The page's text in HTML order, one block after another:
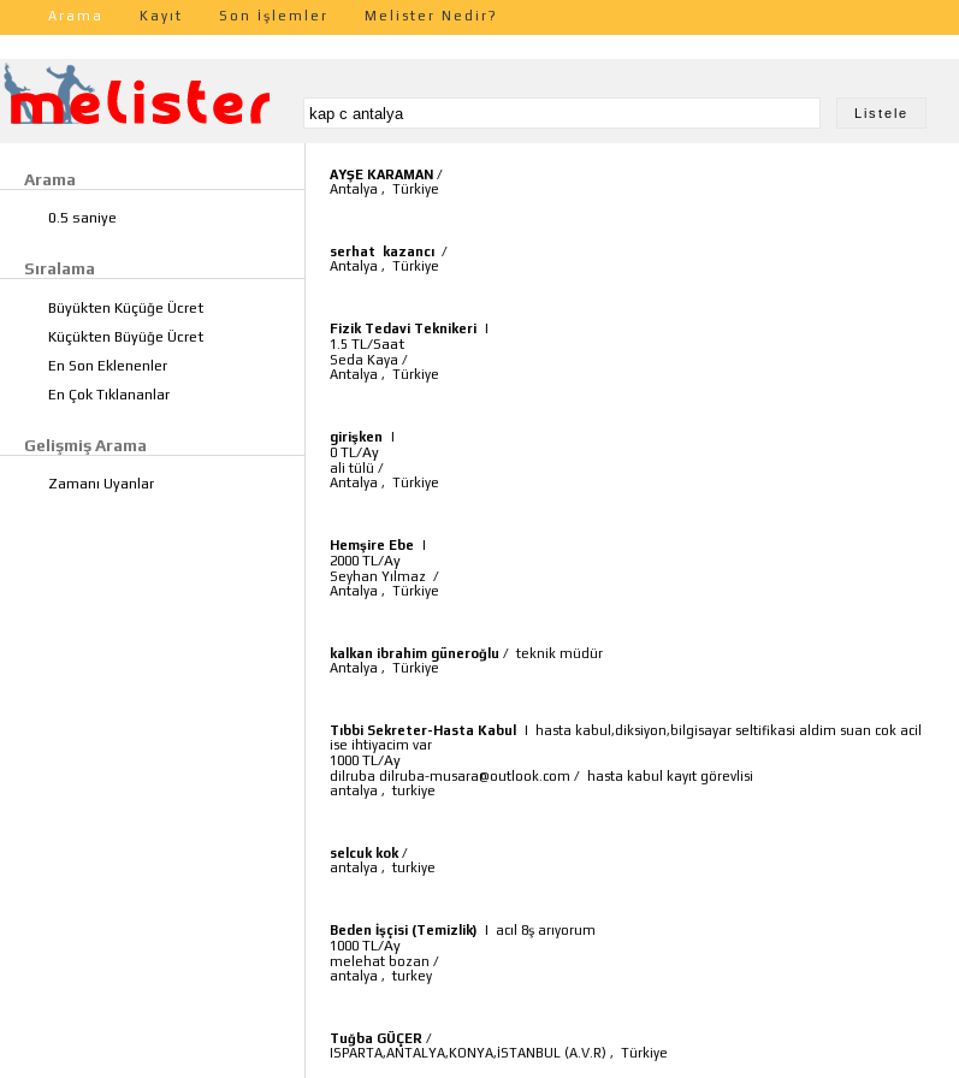
Arama Kayıt Son İşlemler Melister Nedir?
Arama
0.5 saniye
Sıralama
Büyükten Küçüğe Ücret
Küçükten Büyüğe Ücret
En Son Eklenenler
En Çok Tıklananlar
Gelişmiş Arama
Zamanı Uyanlar
AYŞE KARAMAN /
Antalya , Türkiye
serhat kazancı /
Antalya , Türkiye
Fizik Tedavi Teknikeri |
1.5 TL/Saat
Seda Kaya /
Antalya , Türkiye
girişken |
0 TL/Ay
ali tülü /
Antalya , Türkiye
Hemşire Ebe
|
2000 TL/Ay
Seyhan Yılmaz /
Antalya , Türkiye
kalkan ibrahim güneroğlu /teknik müdür
Antalya , Türkiye
Tıbbi Sekreter-Hasta Kabul |
hasta kabul,diksiyon,bilgisayar seltifikasi aldim suan cok acil
ise ihtiyacim var
1000 TL/Ay
dilruba dilruba-musara@outlook.com /
hasta kabul kayıt görevlisi
antalya ,turkiye
selcuk kok /
antalya ,turkiye
Beden İşçisi (Temizlik) | acıl 8ş arıyorum
1000 TL/Ay
melehat bozan /
antalya ,turkey
Tuğba GÜÇER /
ISPARTA,ANTALYA,KONYA,İSTANBUL (A.V.R) , Türkiye